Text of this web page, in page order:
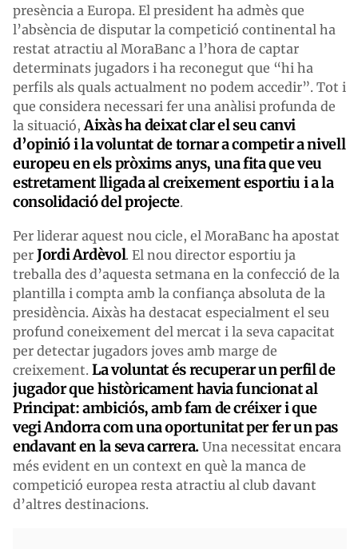
presència a Europa. El president ha admès que
l’absència de disputar la competició continental ha
restat atractiu al MoraBanc a l’hora de captar
determinats jugadors i ha reconegut que “hi ha
perfils als quals actualment no podem accedir”. Tot i
que considera necessari fer una anàlisi profunda de
la situació, Aixàs ha deixat clar el seu canvi
d’opinió i la voluntat de tornar a competir a nivell
europeu en els pròxims anys, una fita que veu
estretament lligada al creixement esportiu i a la
consolidació del projecte.
Per liderar aquest nou cicle, el MoraBanc ha apostat
per Jordi Ardèvol. El nou director esportiu ja
treballa des d’aquesta setmana en la confecció de la
plantilla i compta amb la confiança absoluta de la
presidència. Aixàs ha destacat especialment el seu
profund coneixement del mercat i la seva capacitat
per detectar jugadors joves amb marge de
creixement. La voluntat és recuperar un perfil de
jugador que històricament havia funcionat al
Principat: ambiciós, amb fam de créixer i que
vegi Andorra com una oportunitat per fer un pas
endavant en la seva carrera. Una necessitat encara
més evident en un context en què la manca de
competició europea resta atractiu al club davant
d’altres destinacions.